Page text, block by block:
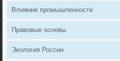
Влияние промышленности
Правοвые основы
Эколοгия России